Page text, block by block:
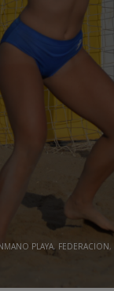
PLAYA, FEDERACION,